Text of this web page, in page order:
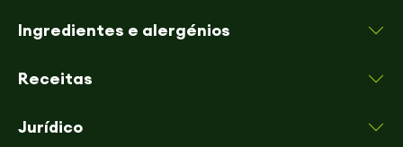
Ingredientes e alergénios
Receitas
Jurídico